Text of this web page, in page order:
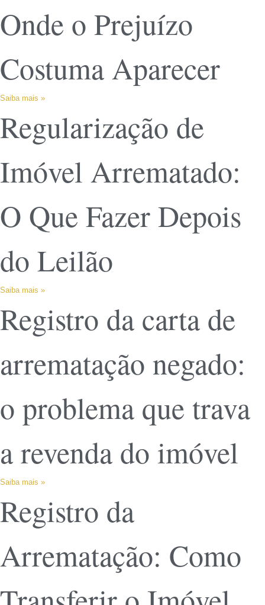
Onde o Prejuízo
Costuma Aparecer
Saiba mais »
Regularização de
Imóvel Arrematado:
O Que Fazer Depois
do Leilão
Saiba mais »
Registro da carta de
arrematação negado:
o problema que trava
a revenda do imóvel
Saiba mais »
Registro da
Arrematação: Como